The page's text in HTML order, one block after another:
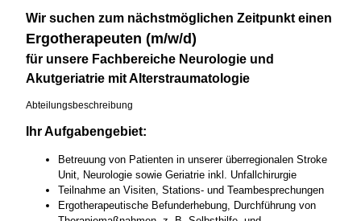
Wir suchen zum nächstmöglichen Zeitpunkt einen
Ergotherapeuten (m/w/d)
für unsere Fachbereiche Neurologie und
Akutgeriatrie mit Alterstraumatologie
Abteilungsbeschreibung
Ihr Aufgabengebiet:
Betreuung von Patienten in unserer überregionalen Stroke
Unit, Neurologie sowie Geriatrie inkl. Unfallchirurgie
Teilnahme an Visiten, Stations- und Teambesprechungen
Ergotherapeutische Befunderhebung, Durchführung von